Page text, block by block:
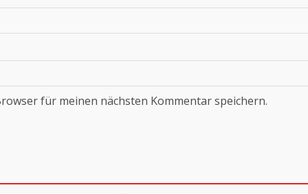
für meinen nächsten Kommentar speichern.